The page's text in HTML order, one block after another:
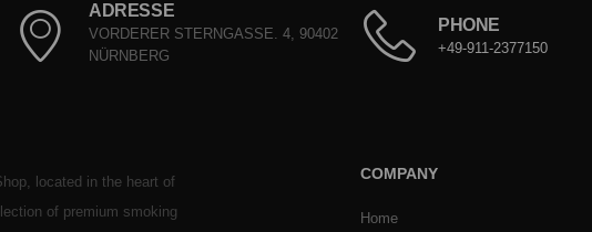
ADRESSE
VORDERER STERNGASSE. 4, 90402
NÜRNBERG
PHONE
+49-911-2377150
located in the heart of
of premium smoking
COMPANY
Home